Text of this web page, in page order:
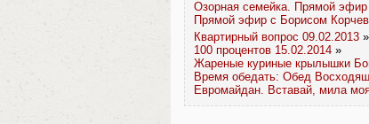
Озорная семейка. Прямой эфир
Прямой эфир с Борисом
Квартирный вопрос 09.02.2013 »
100 процентов 15.02.2014 »
Жареные куриные крылышки
Время обедать: Обед
Евромайдан. Вставай, мила